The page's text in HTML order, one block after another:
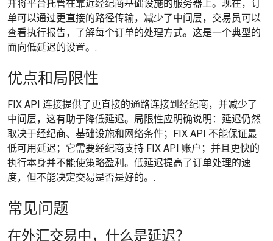
并将平台托管在靠近经纪商基础设施的服务器上。现在，订
单可以通过更直接的路径传输，减少了中间层，交易员可以
查看执行报告，了解每个订单的处理方式。这是一个典型的
面向低延迟的设置。.
优点和局限性
FIX API 连接提供了更直接的通路连接到经纪商，并减少了
中间层，这有助于降低延迟。局限性应明确说明：延迟仍然
取决于经纪商、基础设施和网络条件；FIX API 不能保证最
低可用延迟；它需要经纪商支持 FIX API 账户；并且更快的
执行本身并不能使策略盈利。低延迟提高了订单处理的速
度，但不能决定交易是否是好的。.
常见问题
在外汇交易中，什么是延迟？